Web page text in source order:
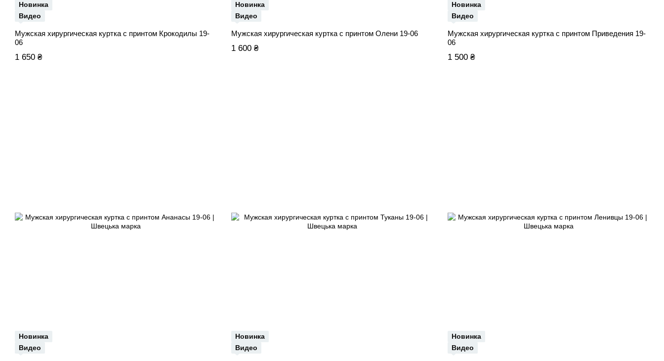
Новинка
Видео
Мужская хирургическая куртка с принтом Крокодилы 19-
06
1 650 ₴
Новинка
Видео
Мужская хирургическая куртка с принтом Олени 19-06
1 600 ₴
Новинка
Видео
Мужская хирургическая куртка с принтом Приведения 19-
06
1 500 ₴
Новинка
Видео
Новинка
Видео
Новинка
Видео